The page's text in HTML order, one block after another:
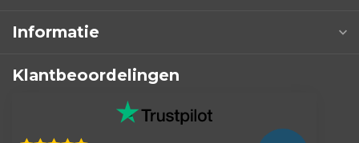
Informatie
Klantbeoordelingen